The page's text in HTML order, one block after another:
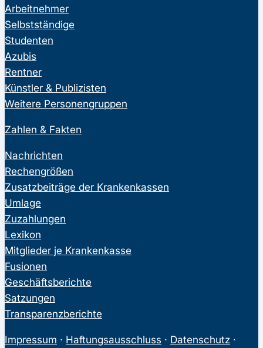
Arbeitnehmer
Selbstständige
Studenten
Azubis
Rentner
Künstler & Publizisten
Weitere Personengruppen
Zahlen & Fakten
Nachrichten
Rechengrößen
Zusatzbeiträge der Krankenkassen
Umlage
Zuzahlungen
Lexikon
Mitglieder je Krankenkasse
Fusionen
Geschäftsberichte
Satzungen
Transparenzberichte
Impressum · Haftungsausschluss · Datenschutz ·